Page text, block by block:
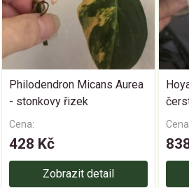
Philodendron Micans Aurea
- stonkovy řizek
Cena:
428 Kč
Zobrazit detail